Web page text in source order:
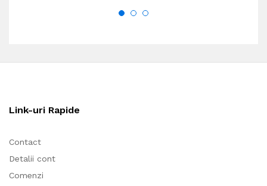
Link-uri Rapide
Contact
Detalii cont
Comenzi